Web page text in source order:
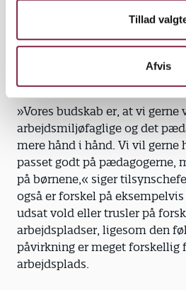
Tillad
Afvis
så højt. Det er anderledes end
branchegrupper, som er
deres eget arbejdsmiljø,«
»Vores budskab er, at vi gerne
arbejdsmiljøfaglige og det
mere hånd i hånd. Vi vil gerne
passet godt på pædagogerne,
på børnene,« siger
også er forskel på
udsat vold eller trusler på
arbejdspladser, ligesom den
påvirkning er meget forskellig
arbejdsplads.